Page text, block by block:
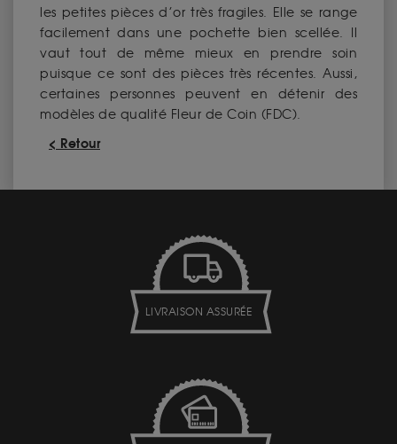
les petites pièces d’or très fragiles. Elle se range
facilement dans une pochette bien scellée. Il
vaut tout de même mieux en prendre soin
puisque ce sont des pièces très récentes. Aussi,
certaines personnes peuvent en détenir des
modèles de qualité Fleur de Coin (FDC).
< Retour
LIVRAISON ASSURÉE